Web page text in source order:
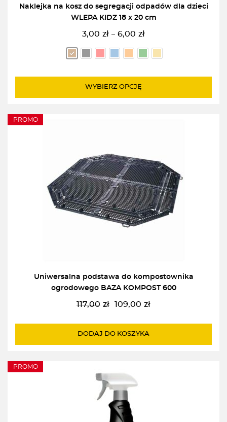
Naklejka na kosz do segregacji odpadów dla dzieci
WLEPA KIDZ 18 x 20 cm
3,00 zł – 6,00 zł
Zakres
cen:
od
do
WYBIERZ OPCJĘ
PROMO
Uniwersalna podstawa do kompostownika
ogrodowego BAZA KOMPOST 600
117,00 zł
Pierwotna
wynosiła:
109,00 zł
Aktualna
wynosi:
DODAJ DO KOSZYKA
PROMO